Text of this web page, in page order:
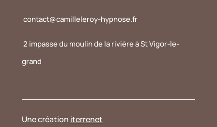
contact@camilleleroy-hypnose.fr
2 impasse du moulin de la rivière à St Vigor-le-
grand
Une création iterrenet